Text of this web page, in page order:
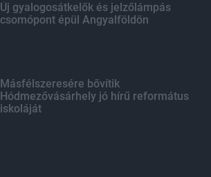
Új gyalogosátkelők és jelzőlámpás
csomópont épül Angyalföldön
Másfélszeresére bővítik
Hódmezővásárhely jó hírű református
iskoláját